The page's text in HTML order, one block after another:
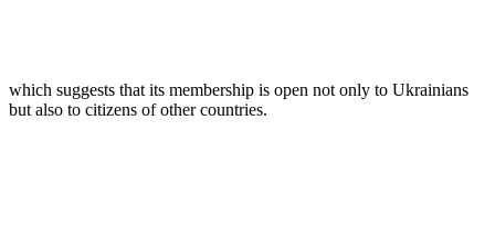
which suggests that its membership is open not only to Ukrainians
but also to citizens of other countries.